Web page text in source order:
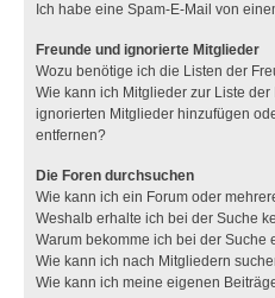
Ich habe eine Spam-E-Mail von
Freunde und ignorierte Mitglieder
Wozu benötige ich die Listen der
Wie kann ich Mitglieder zur Liste
ignorierten Mitglieder hinzufügen
entfernen?
Die Foren durchsuchen
Wie kann ich ein Forum oder
Weshalb erhalte ich bei der Suche
Warum bekomme ich bei der Suche
Wie kann ich nach Mitgliedern
Wie kann ich meine eigenen